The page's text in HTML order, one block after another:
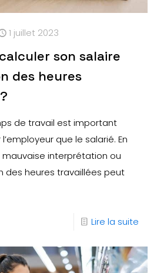
1 juillet 2023
son salaire
des heures
de travail est important
que le salarié. En
mauvaise interprétation ou
des heures travaillées peut
Lire la suite